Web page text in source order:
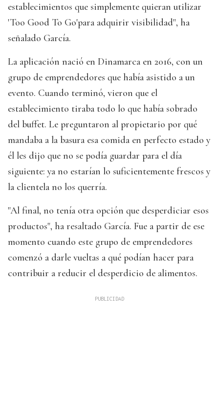
establecimientos que simplemente quieran utilizar
'Too Good To Go'para adquirir visibilidad", ha
señalado García.
La aplicación nació en Dinamarca en 2016, con un
grupo de emprendedores que había asistido a un
evento. Cuando terminó, vieron que el
establecimiento tiraba todo lo que había sobrado
del buffet. Le preguntaron al propietario por qué
mandaba a la basura esa comida en perfecto estado y
él les dijo que no se podía guardar para el día
siguiente: ya no estarían lo suficientemente frescos y
la clientela no los querría.
"Al final, no tenía otra opción que desperdiciar esos
productos", ha resaltado García. Fue a partir de ese
momento cuando este grupo de emprendedores
comenzó a darle vueltas a qué podían hacer para
contribuir a reducir el desperdicio de alimentos.